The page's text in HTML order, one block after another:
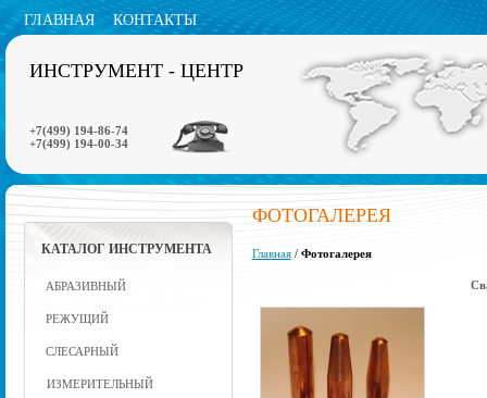
ГЛАВНАЯ КОНТАКТЫ
ИНСТРУМЕНТ - ЦЕНТР
+7(499) 194-86-74
+7(499) 194-00-34
КАТАЛОГ ИНСТРУМЕНТА
АБРАЗИВНЫЙ
РЕЖУЩИЙ
СЛЕСАРНЫЙ
ИЗМЕРИТЕЛЬНЫЙ
ФОТОГАЛЕРЕЯ
Главная/ Фотогалерея